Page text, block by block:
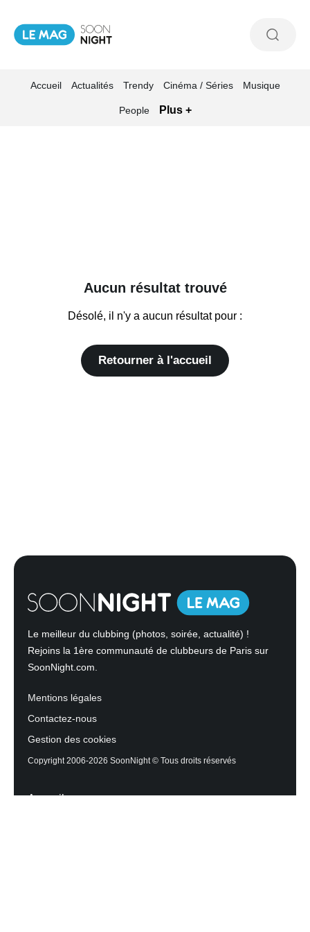
Accueil Actualités Trendy Cinéma / Séries Musique
People Plus +
Aucun résultat trouvé
Désolé, il n'y a aucun résultat pour :
Retourner à l'accueil
Le meilleur du clubbing (photos, soirée, actualité) !
Rejoins la 1ère communauté de clubbeurs de Paris sur
SoonNight.com.
Mentions légales
Contactez-nous
Gestion des cookies
Copyright 2006-2026 SoonNight © Tous droits réservés
Accueil